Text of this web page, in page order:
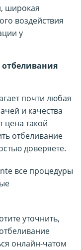
широкая
воздействия
у
почти любая
и качества
цена такой
отбеливание
доверяете.
все процедуры
уточнить,
онлайн-чатом